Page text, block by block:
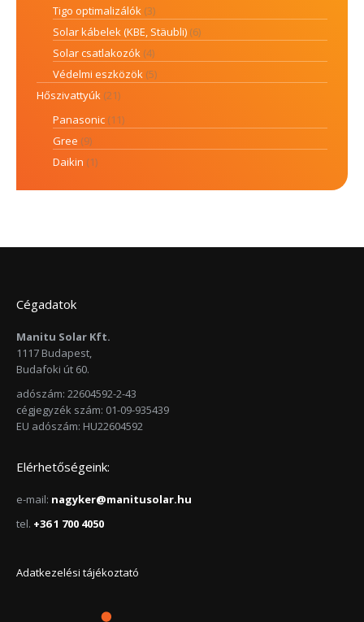
Tigo optimalizálók (3)
Solar kábelek (KBE, Stäubli) (6)
Solar csatlakozók (4)
Védelmi eszközök (5)
Hőszivattyúk (21)
Panasonic (11)
Gree (9)
Daikin (1)
Cégadatok
Manitu Solar Kft.
1117 Budapest,
Budafoki út 60.
adószám: 22604592-2-43
cégjegyzék szám: 01-09-935439
EU adószám: HU22604592
Elérhetőségeink:
e-mail: nagyker@manitusolar.hu
tel. +36 1 700 4050
Adatkezelési tájékoztató